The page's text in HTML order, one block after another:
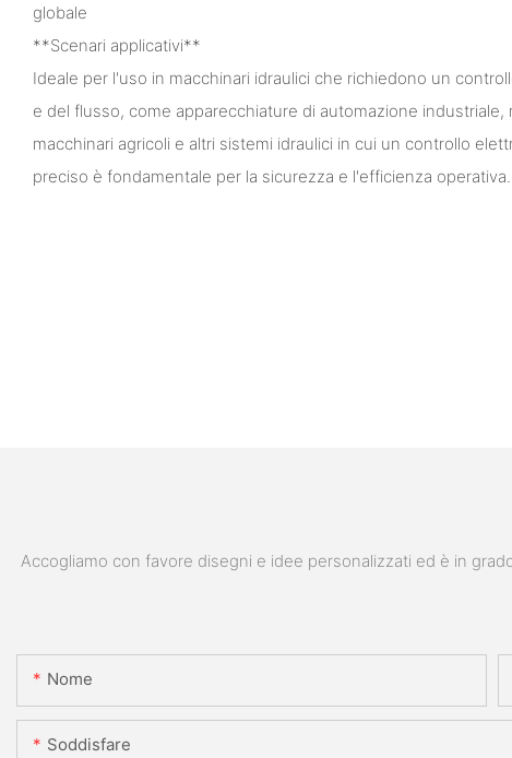
globale
**Scenari applicativi**
Ideale per l'uso in macchinari idraulici che richiedono un
e del flusso, come apparecchiature di automazione industriale,
macchinari agricoli e altri sistemi idraulici in cui un controllo
preciso è fondamentale per la sicurezza e l'efficienza operativa.
Accogliamo con favore disegni e idee personalizzati ed è in
Nome
Soddisfare